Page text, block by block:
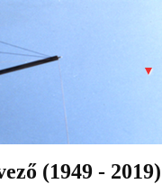
▼
(1949 - 2019)